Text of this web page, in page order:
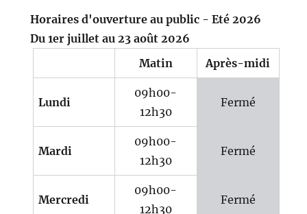
Horaires d'ouverture au public - Eté 2026
Du 1er juillet au 23 août 2026
Matin
Après-midi
Lundi
09h00-
12h30
Fermé
Mardi
09h00-
12h30
Fermé
Mercredi
09h00-
12h30
Fermé